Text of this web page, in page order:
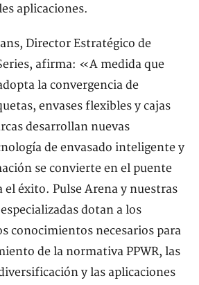
aplicaciones.
Director Estratégico de
afirma: «A medida que
la convergencia de
envases flexibles y cajas
desarrollan nuevas
de envasado inteligente y
se convierte en el puente
éxito. Pulse Arena y nuestras
dotan a los
conocimientos necesarios para
de la normativa PPWR, las
y las aplicaciones